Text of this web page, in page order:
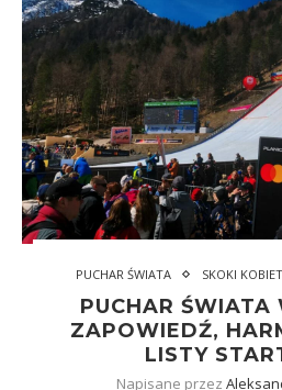
PUCHAR ŚWIATA SKOKI KOBIET
PUCHAR ŚWIATA
ZAPOWIEDŹ,
LISTY
Napisane przez